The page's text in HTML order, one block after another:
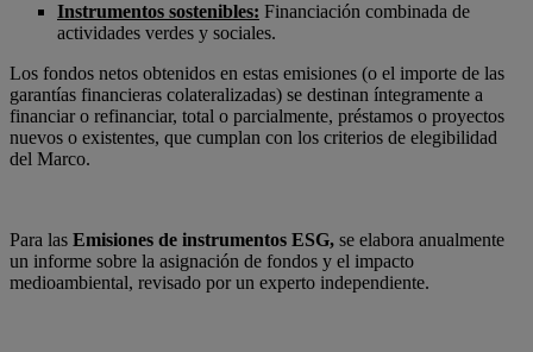
Instrumentos sostenibles: Financiación combinada de
actividades verdes y sociales.
Los fondos netos obtenidos en estas emisiones (o el importe de las
garantías financieras colateralizadas) se destinan íntegramente a
financiar o refinanciar, total o parcialmente, préstamos o proyectos
nuevos o existentes, que cumplan con los criterios de elegibilidad
del Marco.
Para las Emisiones de instrumentos ESG, se elabora anualmente
un informe sobre la asignación de fondos y el impacto
medioambiental, revisado por un experto independiente.